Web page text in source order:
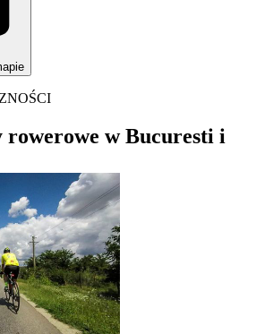
rowerowe w Bucuresti i